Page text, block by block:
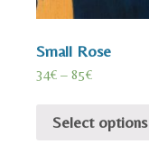
Small Rose
34€ – 85€
Select options